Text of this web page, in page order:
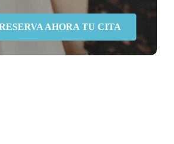
AHORA TU CITA